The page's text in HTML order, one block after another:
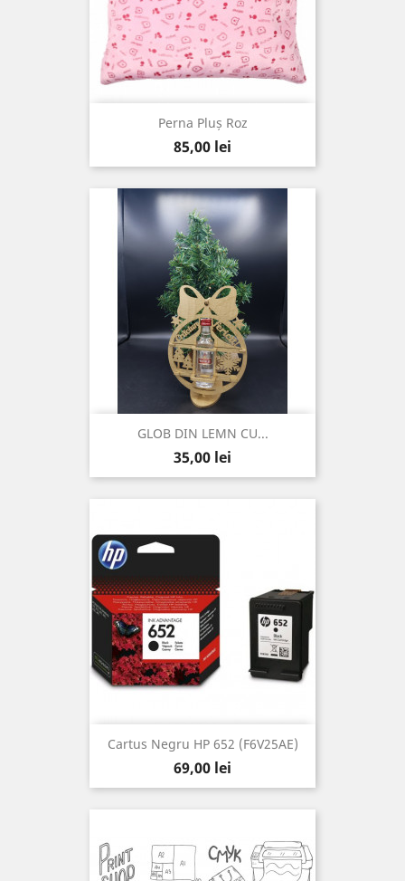
Perna Pluș Roz
Pret
85,00 lei
GLOB DIN LEMN CU...
Pret
35,00 lei
Cartus Negru HP 652 (F6V25AE)
Pret
69,00 lei